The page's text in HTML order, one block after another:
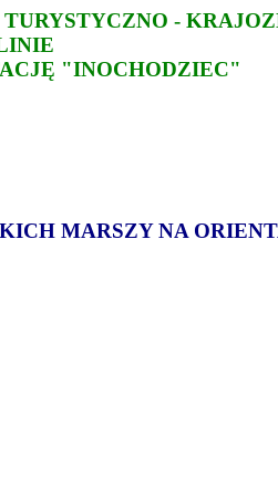
-
"INOCHODZIEC"
MARSZY NA